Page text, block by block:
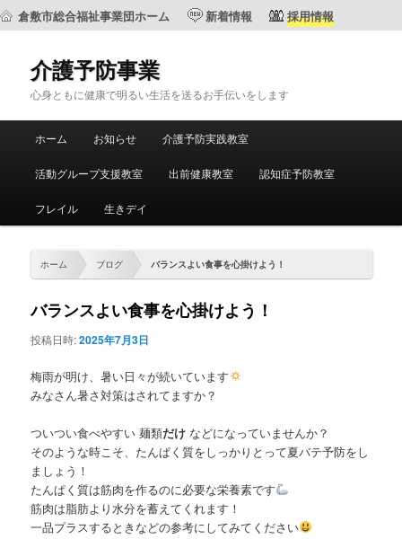
倉敷市総合福祉事業団ホーム 新着情報 採用情報
介護予防事業
心身ともに健康で明るい生活を送るお手伝いをします
ュ
メ
イ
ン
テ
ン
へ
移
動
サ
ブ
コ
ン
ツ
移
動
ホーム お知らせ 介護予防実践教室
活動グループ支援教室 出前健康教室 認知症予防教室
フレイル 生きデイ
ホーム ブログ バランスよい食事を心掛けよう！
バランスよい食事を心掛けよう！
投稿日時:2025年7月3日
梅雨が明け、暑い日々が続いています
みなさん暑さ対策はされてますか？
ついつい食べやすい 麺類だけ などになっていませんか？
そのような時こそ、たんぱく質をしっかりとって夏バテ予防をし
ましょう！
たんぱく質は筋肉を作るのに必要な栄養素です
筋肉は脂肪より水分を蓄えてくれます！
一品プラスするときなどの参考にしてみてください